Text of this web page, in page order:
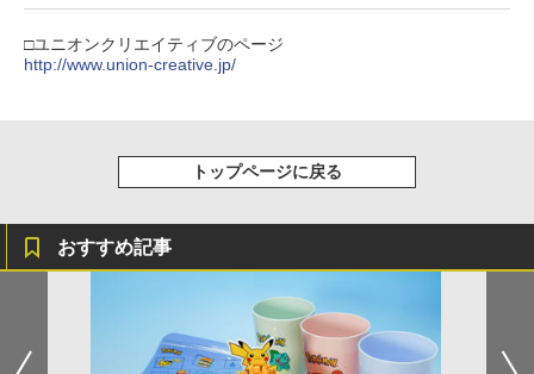
￥809
0mm×200mm)) [ (アニメーション) ]
【楽天ブックス限定先着特典+先着特
典】【数量限定グッズ】新劇場版銀魂 -
y】(800p 超！B5 角背上製本 絵コンテブ
ートバッグ(神威・阿伏兎)+描きおろしミ
￥14,850
￥9,000
ンラインコード版
トローラー ミッドナイト ブラック(CFI-
ZCT2J01)
￥10,737
【純正品】DualSense ワイヤレスコン
トローラー(CFI-ZCT2J)
￥10,737
￥2,618
ラー (カーボンブラック)
￥8,698
5
巾着＋メーカー特典:【坤と離】二振りの
剣、十翼より来たる！スタジオ描き下ろ
しイラストボード付) [Blu-ray]
□ユニオンクリエイティブのページ
http://www.union-creative.jp/
トップページに戻る
おすすめ記事